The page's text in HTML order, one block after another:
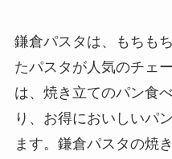
鎌倉パスタは、もちも
たパスタが人気のチェ
は、焼き立てのパン食
り、お得においしいパ
ます。鎌倉パスタの焼